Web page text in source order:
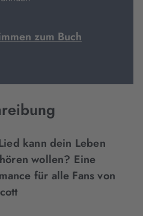
zum Buch
kann dein Leben
wollen? Eine
für alle Fans von